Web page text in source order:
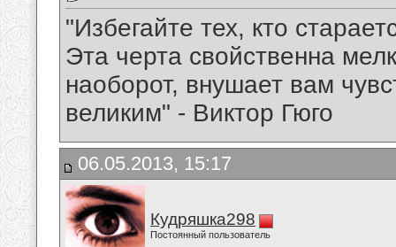
"Избегайте тех, кто
Эта черта свойственна
наоборот, внушает вам
великим" - Виктор Гюго
06.05.2013, 15:17
Кудряшка298
Постоянный пользователь